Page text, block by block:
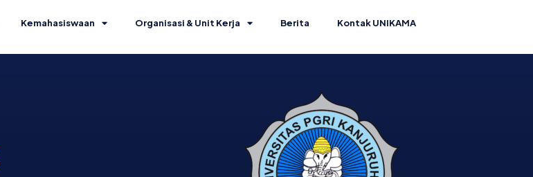
Kemahasiswaan Organisasi & Unit Kerja Berita Kontak UNIKAMA